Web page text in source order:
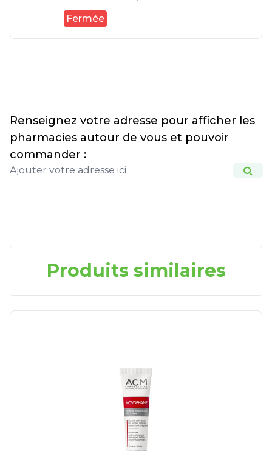
Fermée
Renseignez votre adresse pour afficher les
pharmacies autour de vous et pouvoir
commander :
Produits similaires